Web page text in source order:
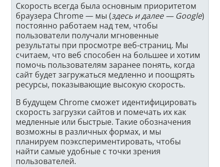
Скорость всегда была основным приоритетом
браузера Chrome — мы (здесь и далее — Google)
постоянно работаем над тем, чтобы
пользователи получали мгновенные
результаты при просмотре веб-страниц. Мы
считаем, что веб способен на большее и хотим
помочь пользователям заранее понять, когда
сайт будет загружаться медленно и поощрять
ресурсы, показывающие высокую скорость.
В будущем Chrome сможет идентифицировать
скорость загрузки сайтов и помечать их как
медленные или быстрые. Такие обозначения
возможны в различных формах, и мы
планируем поэкспериментировать, чтобы
найти самые удобные с точки зрения
пользователей.